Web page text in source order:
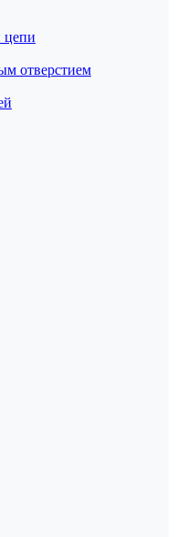
цепи
отверстием